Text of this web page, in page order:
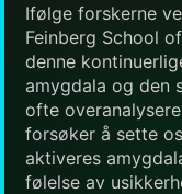
Ifølge forskerne
Feinberg School
denne
amygdala og den
ofte
forsøker å sette
aktiveres
følelse av